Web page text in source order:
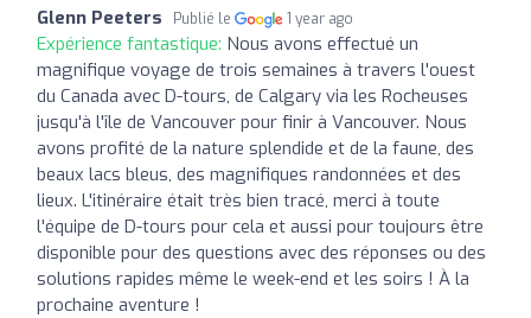
Glenn Peeters Publié le 1 year ago
Expérience fantastique: Nous avons effectué un
magnifique voyage de trois semaines à travers l'ouest
du Canada avec D-tours, de Calgary via les Rocheuses
jusqu'à l'île de Vancouver pour finir à Vancouver. Nous
avons profité de la nature splendide et de la faune, des
beaux lacs bleus, des magnifiques randonnées et des
lieux. L'itinéraire était très bien tracé, merci à toute
l'équipe de D-tours pour cela et aussi pour toujours être
disponible pour des questions avec des réponses ou des
solutions rapides même le week-end et les soirs ! À la
prochaine aventure !